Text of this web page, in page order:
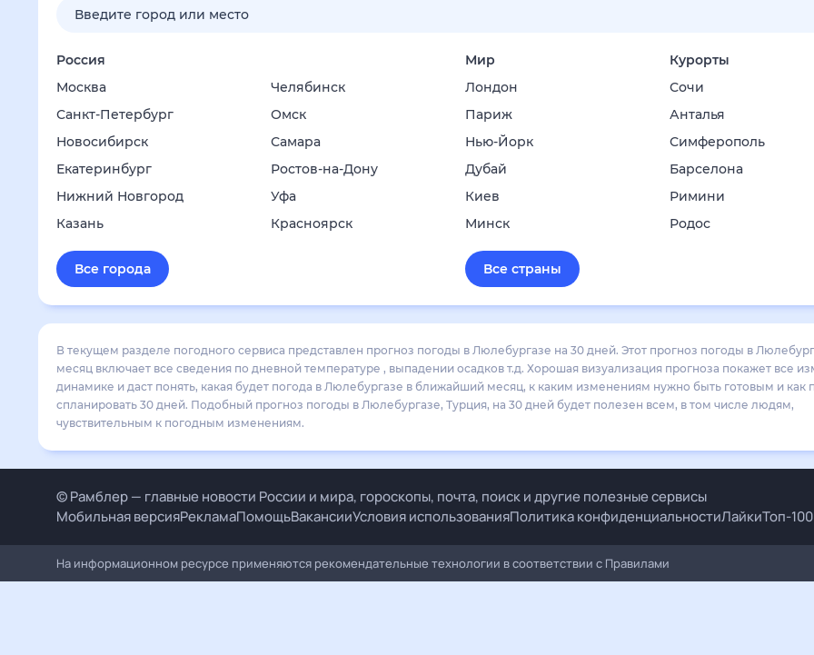
Россия
Москва
Санкт-Петербург
Новосибирск
Екатеринбург
Нижний Новгород
Казань
Челябинск
Омск
Самара
Ростов-на-Дону
Уфа
Красноярск
Все города
Мир
Лондон
Париж
Нью-Йорк
Дубай
Киев
Минск
Курорты
Сочи
Анталья
Симферополь
Барселона
Римини
Родос
Все страны
В текущем разделе погодного сервиса представлен прогноз погоды в Люлебургазе на 30 дней. Этот прогноз погоды в
месяц включает все сведения по дневной температуре , выпадении осадков т.д. Хорошая визуализация прогноза покажет все
динамике и даст понять, какая будет погода в Люлебургазе в ближайший месяц, к каким изменениям нужно быть готовым и как
спланировать 30 дней. Подобный прогноз погоды в Люлебургазе, Турция, на 30 дней будет полезен всем, в том числе людям,
чувствительным к погодным изменениям.
© Рамблер — главные новости России и мира, гороскопы, почта, поиск и другие полезные сервисы
Мобильная версияРекламаПомощьВакансииУсловия использованияПолитика конфиденциальностиЛайкиТоп-100
На информационном ресурсе применяются рекомендательные технологии в соответствии с Правилами